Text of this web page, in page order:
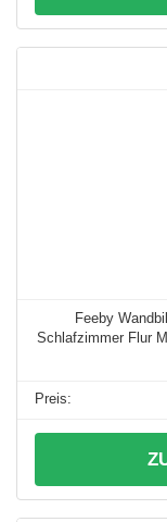
Feeby
Schlafzimmer Flur